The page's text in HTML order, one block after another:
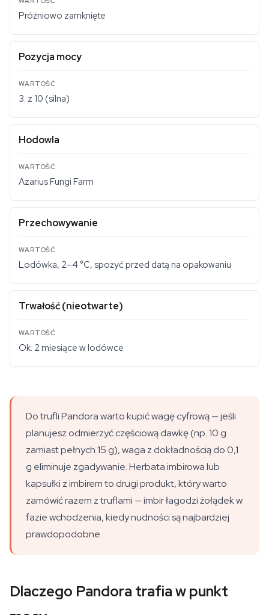
Próżniowo zamknięte
Pozycja mocy
3. z 10 (silna)
Hodowla
Azarius Fungi Farm
Przechowywanie
Lodówka, 2–4 °C, spożyć przed datą na opakowaniu
Trwałość (nieotwarte)
Ok. 2 miesiące w lodówce
Do trufli Pandora warto kupić wagę cyfrową — jeśli
planujesz odmierzyć częściową dawkę (np. 10 g
zamiast pełnych 15 g), waga z dokładnością do 0,1
g eliminuje zgadywanie. Herbata imbirowa lub
kapsułki z imbirem to drugi produkt, który warto
zamówić razem z truflami — imbir łagodzi żołądek w
fazie wchodzenia, kiedy nudności są najbardziej
prawdopodobne.
Dlaczego Pandora trafia w punkt